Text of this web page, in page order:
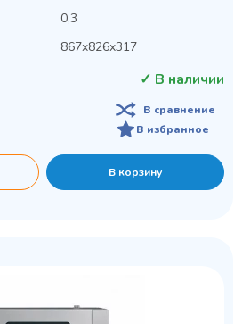
0,3
867x826x317
✓ В наличии
В сравнение
В избранное
В корзину